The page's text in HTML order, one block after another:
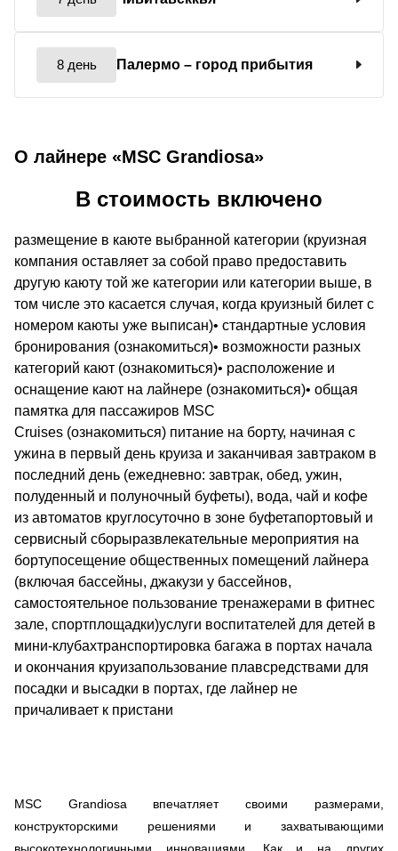
8 день Палермо – город прибытия
О лайнере «MSC Grandiosa»
MSC Grandiosa впечатляет своими размерами,
конструкторскими решениями и захватывающими
высокотехнологичными инновациями. Как и на других
В стоимость включено
размещение в каюте выбранной категории (круизная
компания оставляет за собой право предоставить
другую каюту той же категории или категории выше, в
том числе это касается случая, когда круизный билет с
номером каюты уже выписан)• стандартные условия
бронирования (ознакомиться)• возможности разных
категорий кают (ознакомиться)• расположение и
оснащение кают на лайнере (ознакомиться)• общая
памятка для пассажиров MSC
Cruises (ознакомиться) питание на борту, начиная с
ужина в первый день круиза и заканчивая завтраком в
последний день (ежедневно: завтрак, обед, ужин,
полуденный и полуночный буфеты), вода, чай и кофе
из автоматов круглосуточно в зоне буфетапортовый и
сервисный сборыразвлекательные мероприятия на
бортупосещение общественных помещений лайнера
(включая бассейны, джакузи у бассейнов,
самостоятельное пользование тренажерами в фитнес
зале, спортплощадки)услуги воспитателей для детей в
мини-клубахтранспортировка багажа в портах начала
и окончания круизапользование плавсредствами для
посадки и высадки в портах, где лайнер не
причаливает к пристани